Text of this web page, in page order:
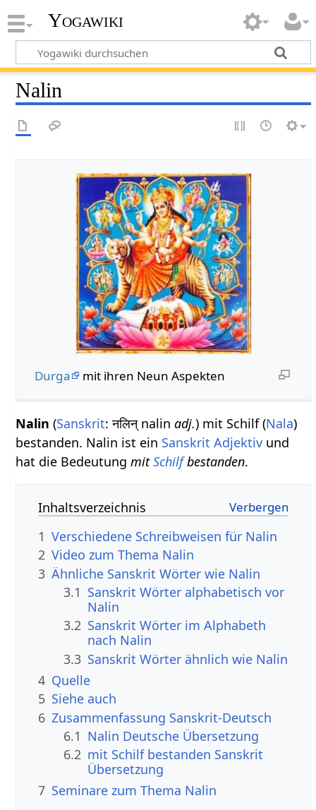
Yogawiki
Nalin
Durga mit ihren Neun Aspekten
Nalin (Sanskrit: नलिन् nalinadj.) mit Schilf (Nala)
bestanden. Nalin ist ein Sanskrit Adjektiv und
hat die BedeutungmitSchilfbestanden.
Inhaltsverzeichnis
1 Verschiedene Schreibweisen für Nalin
2 Video zum Thema Nalin
3 Ähnliche Sanskrit Wörter wie Nalin
3.1 Sanskrit Wörter alphabetisch vor
Nalin
3.2 Sanskrit Wörter im Alphabeth
nach Nalin
3.3 Sanskrit Wörter ähnlich wie Nalin
4 Quelle
5 Siehe auch
6 Zusammenfassung Sanskrit-Deutsch
6.1 Nalin Deutsche Übersetzung
6.2 mit Schilf bestanden Sanskrit
Übersetzung
7 Seminare zum Thema Nalin